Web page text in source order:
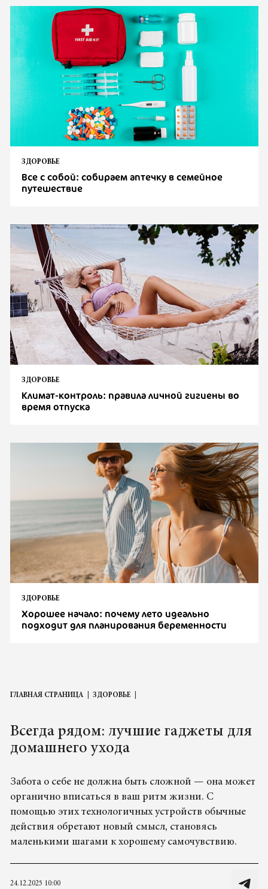
ЗДОРОВЬЕ
Все с собой: собираем аптечку в семейное
путешествие
ЗДОРОВЬЕ
Климат-контроль: правила личной гигиены во
время отпуска
ЗДОРОВЬЕ
Хорошее начало: почему лето идеально
подходит для планирования беременности
ГЛАВНАЯ СТРАНИЦА ЗДОРОВЬЕ
Всегда рядом: лучшие гаджеты для
домашнего ухода
Забота о себе не должна быть сложной — она может
органично вписаться в ваш ритм жизни. С
помощью этих технологичных устройств обычные
действия обретают новый смысл, становясь
маленькими шагами к хорошему самочувствию.
24.12.2025 10:00